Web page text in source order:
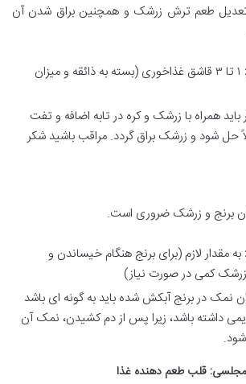
طعم ترش زرشک و همچنین براق شدن آن
۱ تا ۳ قاشق غذاخوری (بسته به ذائقه و میزان
همراه با زرشک و کره در تابه اضافه و تفت
حل شود و زرشک براق گردد. مراقب باشید شکر
برنج و زرشک ضروری است.
به مقدار لازم (برای برنج هنگام خیساندن و
کمی در صورت نیاز)
نمک در برنج آبکش شده باید به گونه ای باشد
داشته باشد، زیرا پس از دم کشیدن، نمک آن
قلب طعم دهنده غذا